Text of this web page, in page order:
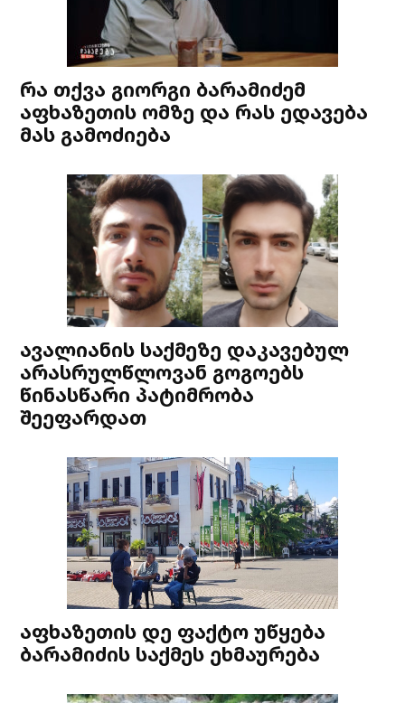
რა თქვა გიორგი ბარამიძემ
აფხაზეთის ომზე და რას ედავება
მას გამოძიება
ავალიანის საქმეზე დაკავებულ
არასრულწლოვან გოგოებს
წინასწარი პატიმრობა
შეეფარდათ
აფხაზეთის დე ფაქტო უწყება
ბარამიძის საქმეს ეხმაურება